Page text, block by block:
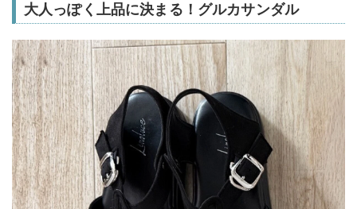
大人っぽく上品に決まる！グルカサンダル